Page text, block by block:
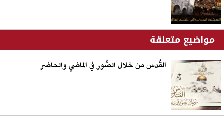
مواضيع متعلقة
القُدس من خلال الصُّور في الماضي والحاضر